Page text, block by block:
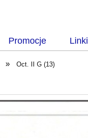
Promocje Linki
» Oct. II G (13)